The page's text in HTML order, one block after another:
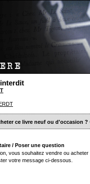
ce livre neuf ou d'occasion ?
/ Poser une question
vous souhaitez vendre ou
votre message ci-dessous.